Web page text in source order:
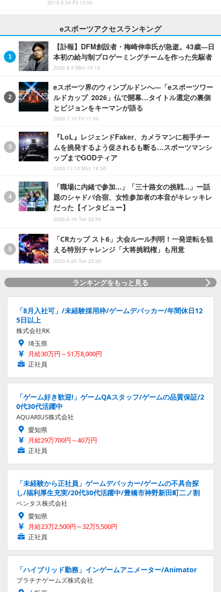
2019.5.24 Fri 13:00
eスポーツアクセスランキング
【訃報】DFM創設者・梅崎伸幸氏が急逝。43歳―日
本初の給与制プロゲーミングチームを作った先駆者
2026.8.3 Mon 15:12
eスポーツ界のウィンブルドンへ—「eスポーツワー
ルドカップ 2026」仏で開幕…タイトル選定の裏側
とビジョンをキーマンが語る
2026.7.10 Fri 11:00
『LoL』レジェンドFaker、カメラマンに相手チー
ムを挑発するよう促されるも断る…スポーツマンシ
ップまでGODティア
2023.11.13 Mon 18:30
「職場に内緒で参加…」「三十路女の挑戦…」ー話
題のシャドバ合宿、女性参加者の本音がキレッキレ
だった【インタビュー】
2026.6.16 Tue 22:00
「CRカップ スト6」大会ルール判明！一発逆転を狙
える特別チャレンジ「大将挑戦権」も用意
2023.6.20 Tue 23:30
ランキングをもっと見る
「8月入社可」/未経験採用枠/ゲームデバッカー/年間休日12
5日以上
株式会社RK
埼玉県
月給30万円～51万8,000円
正社員
「ゲーム好き歓迎!」ゲームQAスタッフ/ゲームの品質保証/2
0代30代活躍中
AQUARIUS株式会社
愛知県
月給29万700円～40万円
正社員
「未経験から正社員」ゲームデバッカー/ゲームの不具合探
し/福利厚生充実/20代30代活躍中/豊橋市神野新田町二ノ割
ベンタス株式会社
愛知県
月給23万2,500円～32万5,500円
正社員
「ハイブリッド勤務」インゲームアニメーター/Animator
プラチナゲームズ株式会社